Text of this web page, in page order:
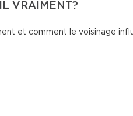
VRAIMENT?
et comment le voisinage